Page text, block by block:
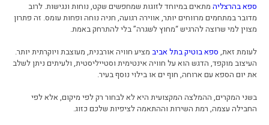
ספא בהרצליה מתאים במיוחד לזוגות שמחפשים שקט, נוחות ונגישות. לרוב
מדובר במתחמים מרווחים יותר, אווירה רגועה, חניה נוחה ופחות עומס. זה פתרון
מצוין למי שרוצה להרגיש “מחוץ לשגרה” בלי להתרחק באמת.
לעומת זאת, ספא בוטיק בתל אביב מציע חוויה אורבנית, מעוצבת ויוקרתית יותר.
העיצוב מוקפד, הדגש הוא על חוויה אינטימית וסטייליסטית, ולעיתים ניתן לשלב
את יום הספא עם ארוחה, חוף ים או בילוי נוסף בעיר.
בשני המקרים, ההמלצה המקצועית היא לא לבחור רק לפי מיקום, אלא לפי
החבילה עצמה, רמת השירות וההתאמה לציפיות שלכם כזוג.